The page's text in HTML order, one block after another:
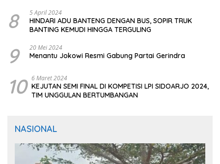
8 5 April 2024
HINDARI ADU BANTENG DENGAN BUS, SOPIR TRUK
BANTING KEMUDI HINGGA TERGULING
9 20 Mei 2024
Menantu Jokowi Resmi Gabung Partai Gerindra
10 6 Maret 2024
KEJUTAN SEMI FINAL DI KOMPETISI LPI SIDOARJO 2024,
TIM UNGGULAN BERTUMBANGAN
NASIONAL